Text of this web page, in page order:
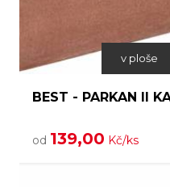
v ploše
BEST - PARKAN II
od 139,00 Kč/ks